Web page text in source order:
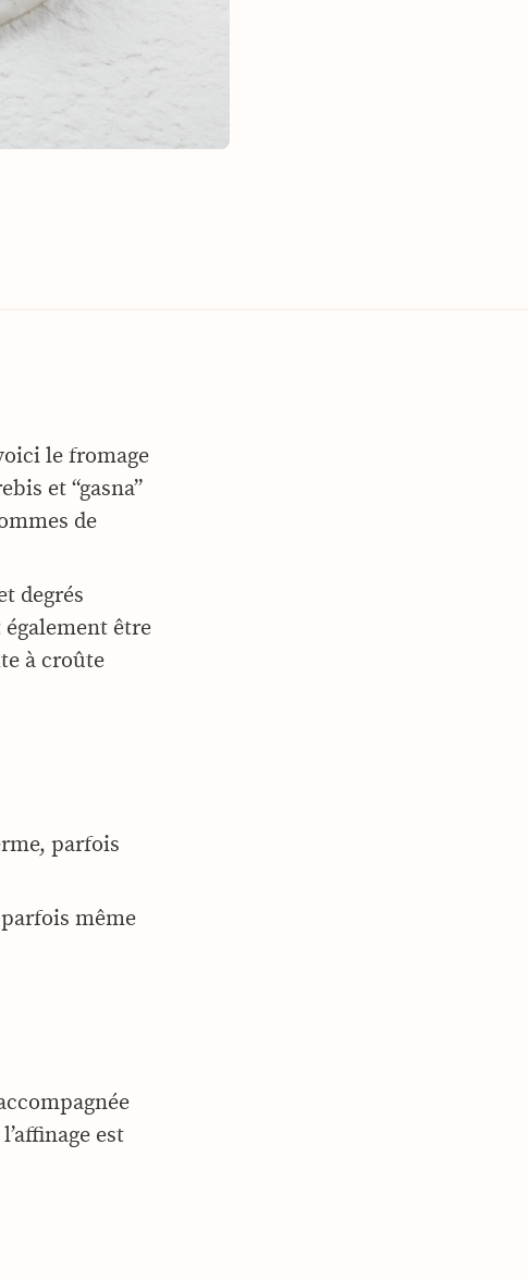
le fromage
et “gasna”
de
degrés
également être
à croûte
parfois
même
est